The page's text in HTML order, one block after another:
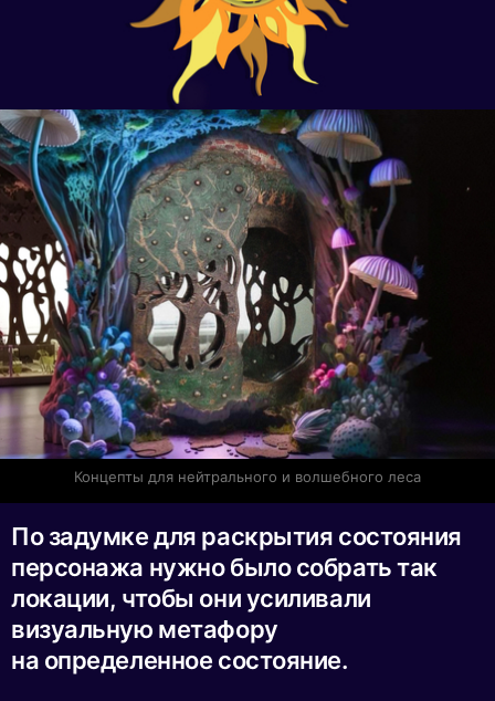
Концепты для нейтрального и волшебного леса
По задумке для раскрытия состояния
персонажа нужно было собрать так
локации, чтобы они усиливали
визуальную метафору
на определенное состояние.